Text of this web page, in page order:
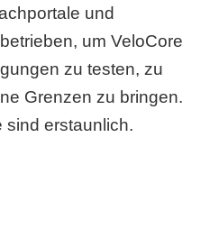
und
um VeloCore
zu testen, zu
Grenzen zu bringen.
sind erstaunlich.